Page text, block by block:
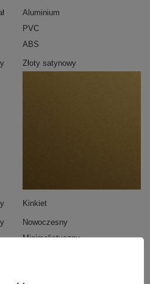
jasnego, funkcjonalnego
wieczorny półmrok. To
które zwiększa komfort
nastrój jednym gestem.
Aluminium
PVC
ABS
Złoty satynowy
Kinkiet
Nowoczesny
Minimalistyczny